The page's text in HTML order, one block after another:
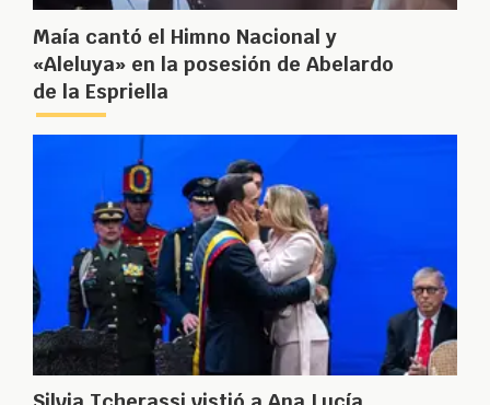
Maía cantó el Himno Nacional y
«Aleluya» en la posesión de Abelardo
de la Espriella